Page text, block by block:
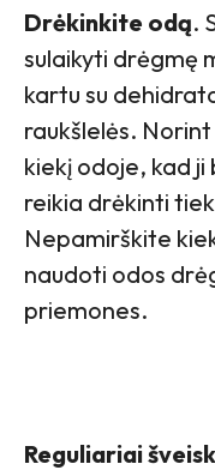
Drėkinkite odą.
sulaikyti drėgmę
kartu su
raukšlelės.
kiekį odoje, kad ji
reikia drėkinti
Nepamirškite
naudoti odos
priemones.
Reguliariai